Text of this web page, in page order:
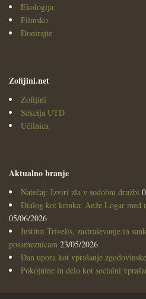
Ekologija
Filmsko
Donirajte
Zofijini.net
Zofijini
Sekcija UTD
Učilnica
Aktualno branje
Natečaj: Izviri zla v sodobni družbi
Dialog kot krinka: Anže Logar
05/06/2026
Inštitut Trivelis, zastraševanje in
posameznicam 23/05/2026
Dan upora kot vprašanje
Pokojnine in delo kot socialni